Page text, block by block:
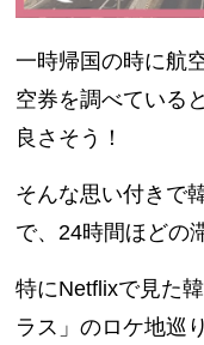
一時帰国の時に航
空券を調べている
良さそう！
そんな思い付きで
で、24時間ほどの
特にNetflixで見た
ラス」のロケ地巡